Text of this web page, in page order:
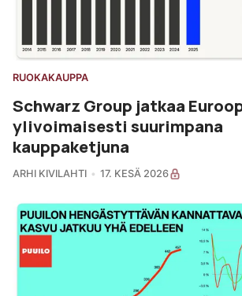
RUOKAKAUPPA
Schwarz Group jatkaa
ylivoimaisesti suurimpana
kauppaketjuna
ARHI KIVILAHTI 17. KESÄ 2026